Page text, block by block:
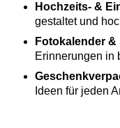
Hochzeits- &
gestaltet und
Fotokalender
Erinnerungen in
Ideen für jeden